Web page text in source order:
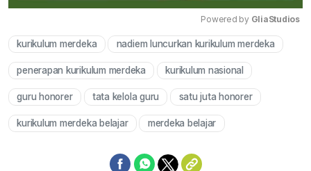
Mute
Powered by GliaStudios
kurikulum merdeka nadiem luncurkan kurikulum merdeka
penerapan kurikulum merdeka kurikulum nasional
guru honorer tata kelola guru satu juta honorer
kurikulum merdeka belajar merdeka belajar